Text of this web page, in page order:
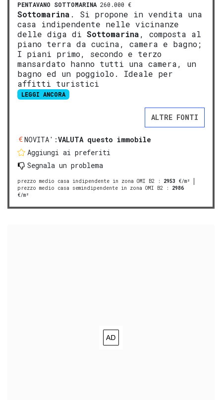
PENTAVANO SOTTOMARINA 260.000 €
Sottomarina . Si propone in vendita una
casa indipendente nelle vicinanze
delle diga di Sottomarina, composta al
piano terra da cucina, camera e bagno;
I piani primo, secondo e terzo
mansardato hanno tutti una camera, un
bagno ed un poggiolo. Ideale per
affitti turistici
LEGGI ANCORA
ALTRE FONTI
NOVITA':VALUTA questo immobile
Aggiungi ai preferiti
Segnala un problema
prezzo medio casa indipendente in zona OMI B2 : 2953 €/m²
prezzo medio casa semindipendente in zona OMI B2 : 2986
€/m²